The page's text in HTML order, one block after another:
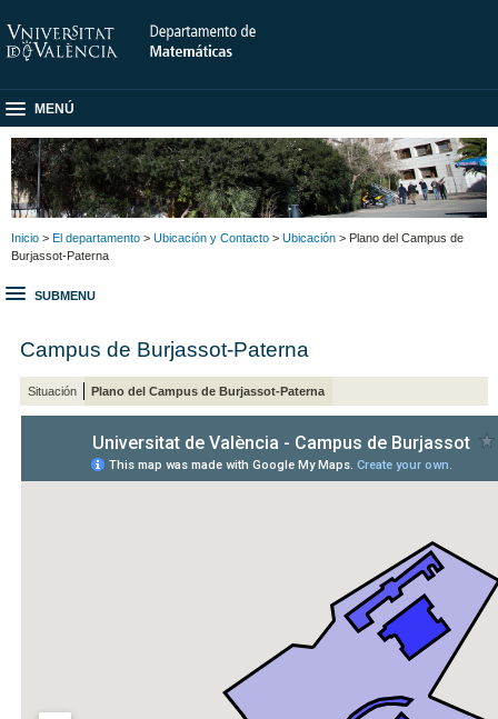
MENÚ
Inicio > El departamento > Ubicación y Contacto > Ubicación > Plano del Campus de
Burjassot-Paterna
SUBMENU
Campus de Burjassot-Paterna
Situación Plano del Campus de Burjassot-Paterna